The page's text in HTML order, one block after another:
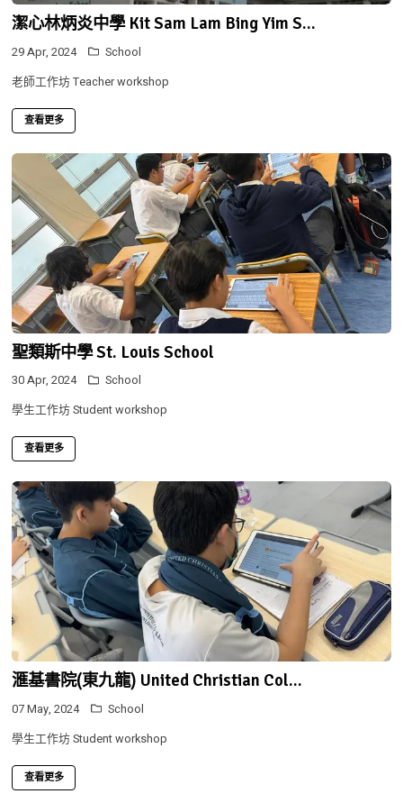
潔心林炳炎中學 Kit Sam Lam Bing Yim S...
29 Apr, 2024
School
老師工作坊 Teacher workshop
查看更多
聖類斯中學 St. Louis School
30 Apr, 2024
School
學生工作坊 Student workshop
查看更多
滙基書院(東九龍) United Christian Col...
07 May, 2024
School
學生工作坊 Student workshop
查看更多